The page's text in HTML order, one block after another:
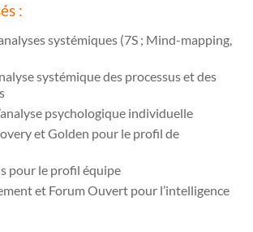
:
systémiques (7S ; Mind-mapping,
systémique des processus et des
psychologique individuelle
et Golden pour le profil de
pour le profil équipe
et Forum Ouvert pour l’intelligence